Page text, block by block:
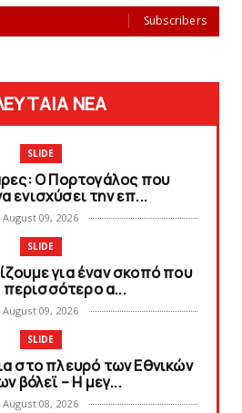
Subscribers
ΝΕΑ
SLIDE
O Πορτογάλος που
ενισχύσει την επ...
August 09, 2026
SLIDE
για έναν σκοπό που
περισσότερο α...
August 09, 2026
SLIDE
στο πλευρό των Εθνικών
βόλεϊ – H μεγ...
August 08, 2026